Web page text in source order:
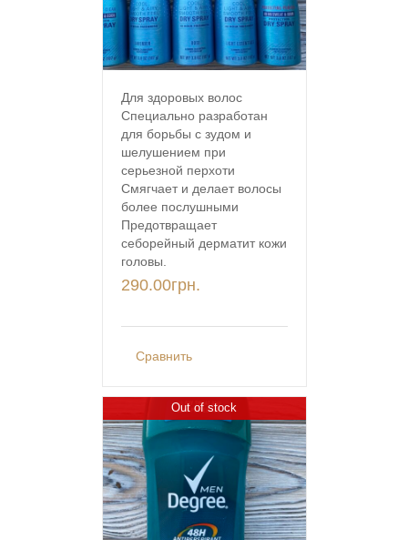
Для здоровых волос
Специально разработан
для борьбы с зудом и
шелушением при
серьезной перхоти
Смягчает и делает волосы
более послушными
Предотвращает
себорейный дерматит кожи
головы.
290.00грн.
Сравнить
Out of stock